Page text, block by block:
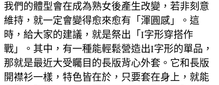
我們的體型會在成為熟女後產生改變，若非刻意
維持，就一定會變得愈來愈有「渾圓感」。這
時，給大家的建議，就是祭出「I字形穿搭作
戰」。其中，有一種能輕鬆營造出I字形的單品，
那就是最近大受矚目的長版背心外套。它和長版
開襟衫一樣，特色皆在於，只要套在身上，就能